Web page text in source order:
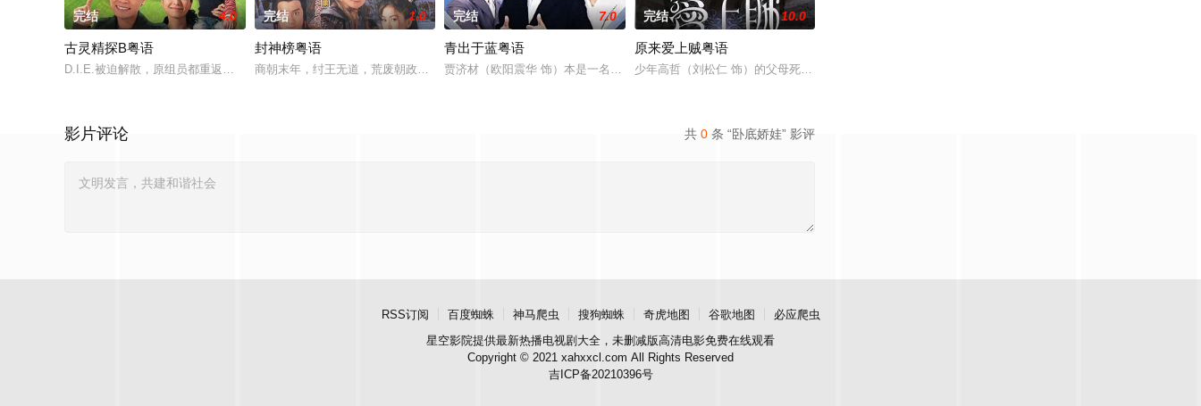
完结 4.0
古灵精探B粤语
D.I.E.被迫解散，原组员都重返原先的工作岗位，这班人不改之前古灵精怪的作风，令领导很是头疼，为了躲开
完结 1.0
封神榜粤语
商朝末年，纣王无道，荒废朝政，民不聊生。商朝四大名将之一李靖（元华饰）之妻殷十娘（苑琼丹饰）产子，诞下的
完结 7.0
青出于蓝粤语
贾济材（欧阳震华 饰）本是一名商界精英，但受老板所托极不愿意出任由老板出资兴建的一所九流学校的校长。面对
完结 10.0
原来爱上贼粤语
少年高哲（刘松仁 饰）的父母死于一栋工厂大厦的一次火灾，痛不欲生的他无意中得知原来此次火灾乃城中巨
共 0 条 “卧底娇娃” 影评
影片评论
RSS订阅 百度蜘蛛 神马爬虫 搜狗蜘蛛 奇虎地图 谷歌地图
必应爬虫
星空影院提供最新热播电视剧大全，未删减版高清电影免费在线观看
Copyright © 2021 xahxxcl.com All Rights Reserved
吉ICP备20210396号